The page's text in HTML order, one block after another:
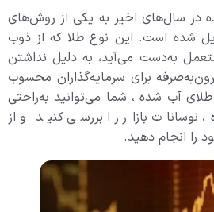
در سال‌های اخیر به یکی از روش‌های
شده است. این نوع طلا که از ذوب
به‌دست می‌آید، به دلیل نداشتن
برای سرمایه‌گذاران محسوب
آب شده ، شما می‌توانید به‌راحتی
نوسانات بازار را بررسی کنید و از
را انجام دهید.